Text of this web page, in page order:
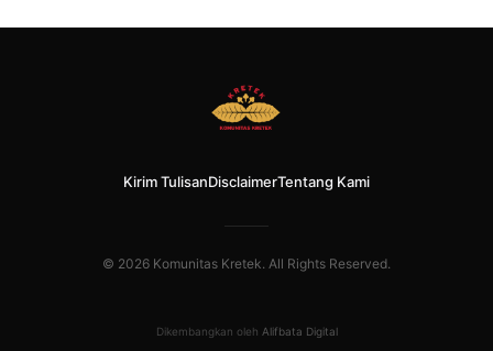
Kirim TulisanDisclaimerTentang Kami
© 2026 Komunitas Kretek. All Rights Reserved.
Dikembangkan oleh Alifbata Digital